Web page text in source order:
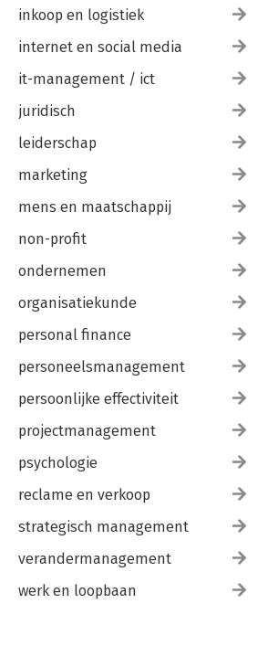
inkoop en logistiek
internet en social media
it-management / ict
juridisch
leiderschap
marketing
mens en maatschappij
non-profit
ondernemen
organisatiekunde
personal finance
personeelsmanagement
persoonlijke effectiviteit
projectmanagement
psychologie
reclame en verkoop
strategisch management
verandermanagement
werk en loopbaan